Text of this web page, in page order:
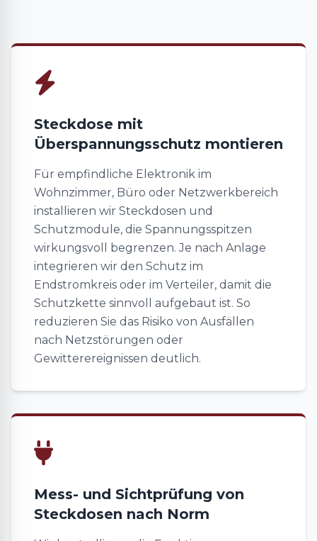
Steckdose mit
Überspannungsschutz montieren
Für empfindliche Elektronik im
Wohnzimmer, Büro oder Netzwerkbereich
installieren wir Steckdosen und
Schutzmodule, die Spannungsspitzen
wirkungsvoll begrenzen. Je nach Anlage
integrieren wir den Schutz im
Endstromkreis oder im Verteiler, damit die
Schutzkette sinnvoll aufgebaut ist. So
reduzieren Sie das Risiko von Ausfällen
nach Netzstörungen oder
Gewitterereignissen deutlich.
Mess- und Sichtprüfung von
Steckdosen nach Norm